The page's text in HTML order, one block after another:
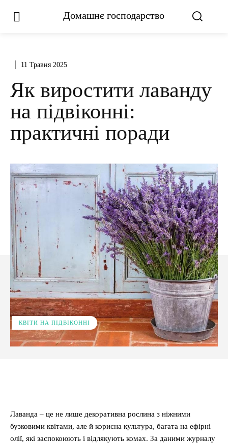
Домашнє господарство
11 Травня 2025
Як виростити лаванду
на підвіконні:
практичні поради
КВІТИ НА ПІДВІКОННІ
Лаванда – це не лише декоративна рослина з ніжними
бузковими квітами, але й корисна культура, багата на ефірні
олії, які заспокоюють і відлякують комах. За даними журналу